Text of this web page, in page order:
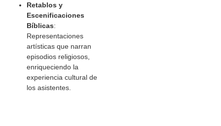
Retablos y
Escenificaciones
Bíblicas:
Representaciones
artísticas que narran
episodios religiosos,
enriqueciendo la
experiencia cultural de
los asistentes.